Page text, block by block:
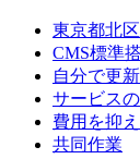
東京都北
CMS標準
自分で更
サービス
費用を抑
共同作業